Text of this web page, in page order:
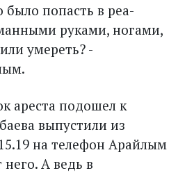
было попасть в реа­
руками, ногами,
умереть? -
ареста подошел к
выпустили из
на телефон Арайлым
А ведь в